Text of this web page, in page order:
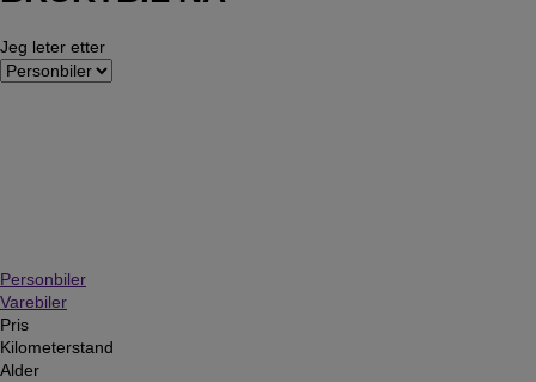
Jeg leter etter
Personbiler
Varebiler
Pris
Kilometerstand
Alder